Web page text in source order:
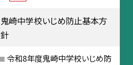
鬼崎中学校いじめ防止基本方
針
令和8年度鬼崎中学校いじめ防